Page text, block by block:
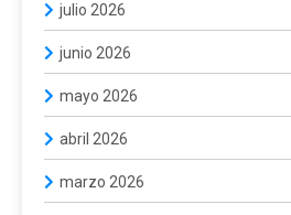
julio 2026
junio 2026
mayo 2026
abril 2026
marzo 2026